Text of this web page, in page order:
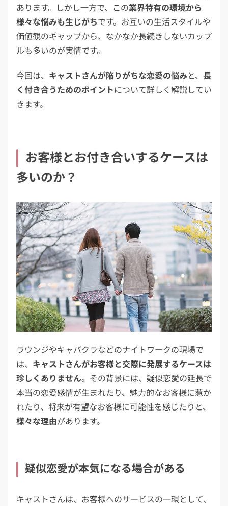
あります。しかし一方で、この業界特有の環境から
様々な悩みも生じがちです。お互いの生活スタイルや
価値観のギャップから、なかなか長続きしないカップ
ルも多いのが実情です。
今回は、 キャストさんが陥りがちな恋愛の悩みと、 長
く付き合うためのポイントについて詳しく解説してい
きます。
お客様とお付き合いするケースは
多いのか？
ラウンジやキャバクラなどのナイトワークの現場で
は、 キャストさんがお客様と交際に発展するケースは
珍しくありません。その背景には、疑似恋愛の延長で
本当の恋愛感情が生まれたり、魅力的なお客様に惹か
れたり、将来が有望なお客様に可能性を感じたりと、
様々な理由があります。
疑似恋愛が本気になる場合がある
キャストさんは、お客様へのサービスの一環として、